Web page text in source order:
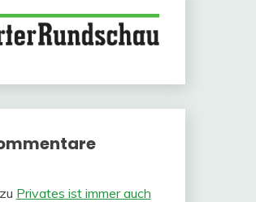
zu Privates ist immer auch